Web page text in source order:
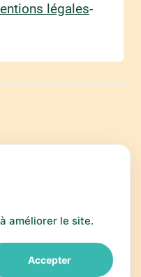
légales-
ligne et exercices corrigés ©
améliorer le site.
Accepter